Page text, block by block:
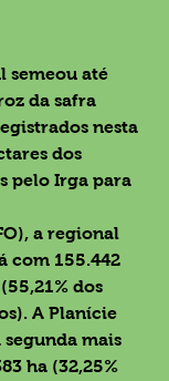
semeou até
da safra
nesta
dos
pelo Irga para
a regional
com 155.442
dos
A Planície
mais
ha (32,25%